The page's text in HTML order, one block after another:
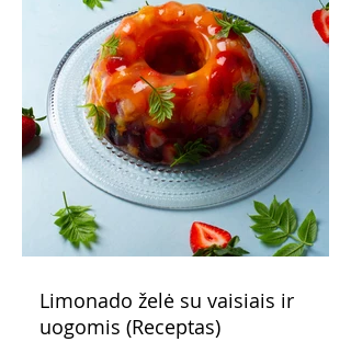
Limonado želė su vaisiais ir
uogomis (Receptas)